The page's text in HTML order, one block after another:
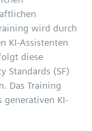
wird durch
KI-Assistenten
diese
Standards (SF)
Das Training
generativen KI-